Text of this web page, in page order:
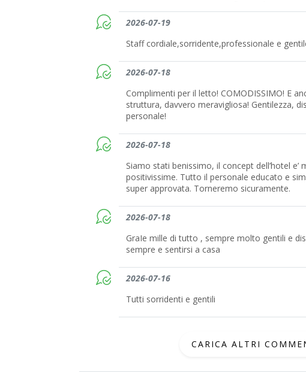
2026-07-19
Staff cordiale,sorridente,professionale e
2026-07-18
Complimenti per il letto! COMODISSIMO! E
struttura, davvero meravigliosa! Gentilezza,
personale!
2026-07-18
Siamo stati benissimo, il concept dell’hotel e’
positivissime. Tutto il personale educato e
super approvata. Torneremo sicuramente.
2026-07-18
GraIe mille di tutto , sempre molto gentili e
sempre e sentirsi a casa
2026-07-16
Tutti sorridenti e gentili
CARICA ALTRI